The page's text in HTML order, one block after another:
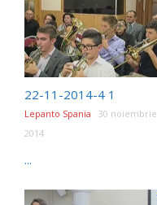
22-11-2014-4 1
Lepanto Spania
30 noiembrie
2014
...